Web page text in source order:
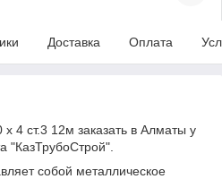
Доставка Оплата
4 ст.3 12м заказать в Алматы у
"КазТрубоСтрой".
собой металлическое